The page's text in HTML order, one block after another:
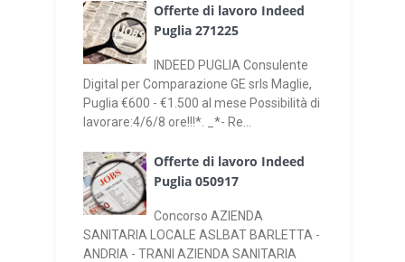
Offerte di lavoro Indeed
Puglia 271225
INDEED PUGLIA Consulente
Digital per Comparazione GE srls Maglie,
Puglia €600 - €1.500 al mese Possibilità di
lavorare:4/6/8 ore!!!*. _*- Re...
Offerte di lavoro Indeed
Puglia 050917
Concorso AZIENDA
SANITARIA LOCALE ASLBAT BARLETTA -
ANDRIA - TRANI AZIENDA SANITARIA